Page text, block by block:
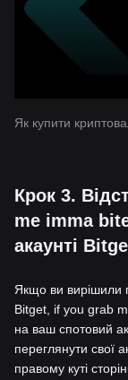
Як купити
Крок 3.
me imma
акаунті
Якщо ви вирішили
Bitget, if you grab
на ваш спотовий
переглянути свої
правому куті